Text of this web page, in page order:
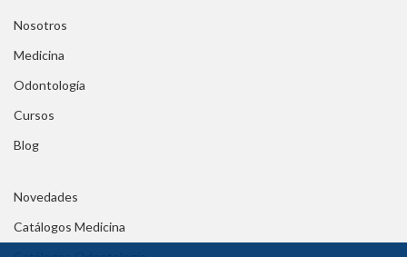
Nosotros
Medicina
Odontología
Cursos
Blog
Novedades
Catálogos Medicina